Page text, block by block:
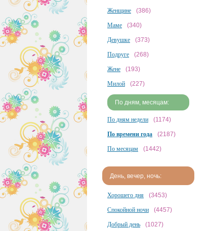
Женщине (386)
Маме (340)
Девушке (373)
Подруге (268)
Жене (193)
Милой (227)
По дням, месяцам:
По дням недели (1174)
По времени года (2187)
По месяцам (1442)
День, вечер, ночь:
Хорошего дня (3453)
Спокойной ночи (4457)
Добрый день (1027)